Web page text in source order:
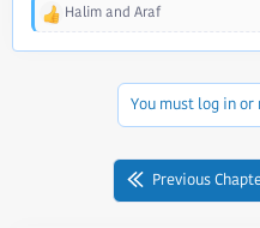
R
Halimand Araf
You must log in
Previous